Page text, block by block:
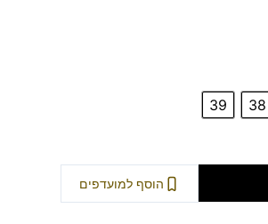
38
39
הוסף למועדפים